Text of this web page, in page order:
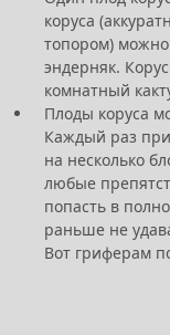
коруса
топором)
эндерняк.
комнатный
Плоды коруса
Каждый раз
на несколько
любые
попасть в
раньше не
Вот гриферам